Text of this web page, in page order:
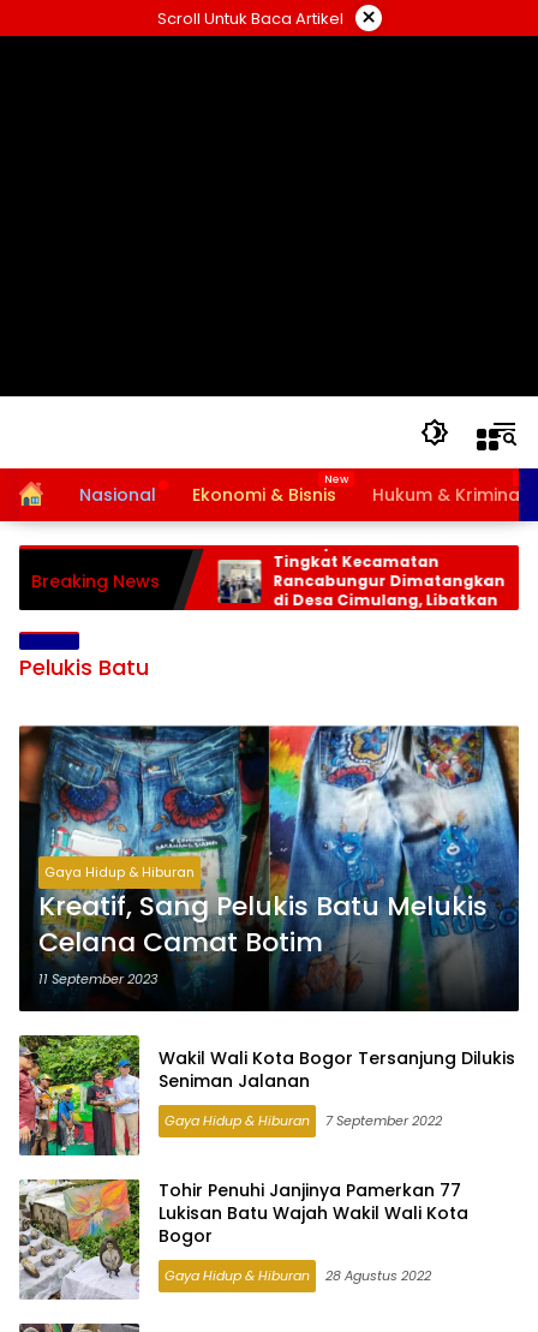
ke
Scroll Untuk Baca Artikel ×
HomeNasional Ekonomi & Bisnis Hukum & Kriminal
Breaking News
Persiapan HUT RI ke-81
Tingkat Kecamatan
Rancabungur Dimatangkan
di Desa Cimulang, Libatkan
Pelukis Batu
Gaya Hidup & Hiburan
Kreatif, Sang Pelukis Batu Melukis
Celana Camat Botim
11 September 2023
Wakil Wali Kota Bogor Tersanjung Dilukis
Seniman Jalanan
Gaya Hidup & Hiburan 7 September 2022
Tohir Penuhi Janjinya Pamerkan 77
Lukisan Batu Wajah Wakil Wali Kota
Bogor
Gaya Hidup & Hiburan 28 Agustus 2022